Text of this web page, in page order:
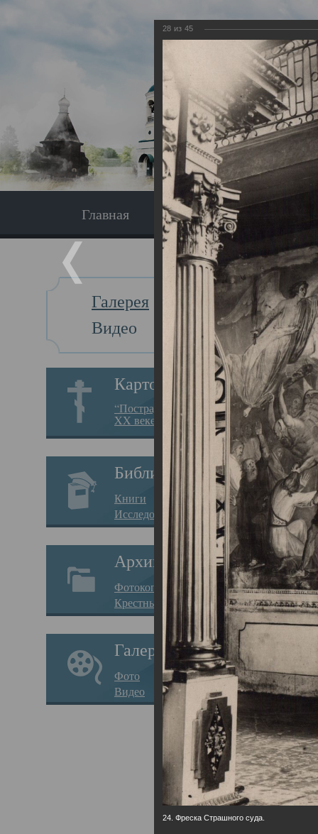
Главная Экскурсия
Галерея
Видео
Картотека
“Пострадавшие за веру в
XX веке на Севере”
Библиотека
Книги
Исследования
Архив
Фотокопии дел
Крестные ходы
Галерея
Фото
Видео
Главная
28 из 45
24. Фреска Страшного суда.